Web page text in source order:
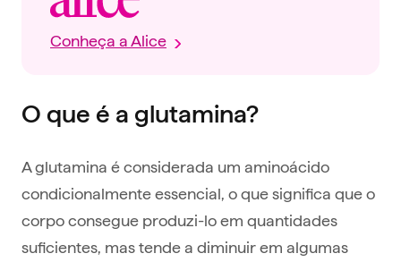
Conheça a Alice
O que é a glutamina?
A glutamina é considerada um aminoácido
condicionalmente essencial, o que significa que o
corpo consegue produzi-lo em quantidades
suficientes, mas tende a diminuir em algumas